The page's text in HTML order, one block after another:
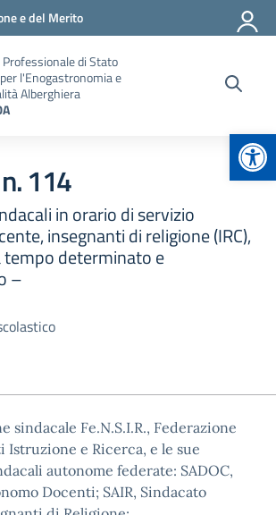
e del Merito
di Stato
l'Enogastronomia e
Alberghiera
114
in orario di servizio
insegnanti di religione (IRC),
tempo determinato e
–
sindacale Fe.N.S.I.R., Federazione
Istruzione e Ricerca, e le sue
autonome federate: SADOC,
Docenti; SAIR, Sindacato